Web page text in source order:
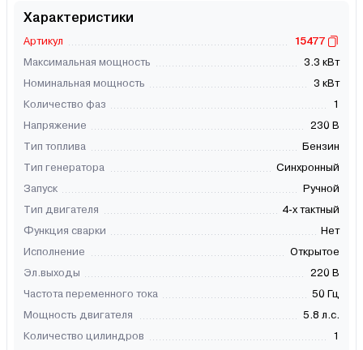
Характеристики
Артикул
15477
Максимальная мощность
3.3 кВт
Номинальная мощность
3 кВт
Количество фаз
1
Напряжение
230 В
Тип топлива
Бензин
Тип генератора
Синхронный
Запуск
Ручной
Тип двигателя
4-х тактный
Функция сварки
Нет
Исполнение
Открытое
Эл.выходы
220 В
Частота переменного тока
50 Гц
Мощность двигателя
5.8 л.с.
Количество цилиндров
1